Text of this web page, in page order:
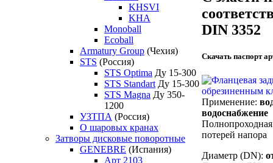
KHSVI
KHA
Monoball
Ecoball
Armatury Group (Чехия)
STS (Россия)
STS Optima Ду 15-300
STS Standart Ду 15-300
STS Magna Ду 350-
1200
УЗТПА (Россия)
О шаровых кранах
Затворы дисковые поворотные
GENEBRE (Испания)
Арт 2103
DIN 3352
Скачать паспорт
Применение:
водоснабжение
потерей напора
Диаметр (DN):